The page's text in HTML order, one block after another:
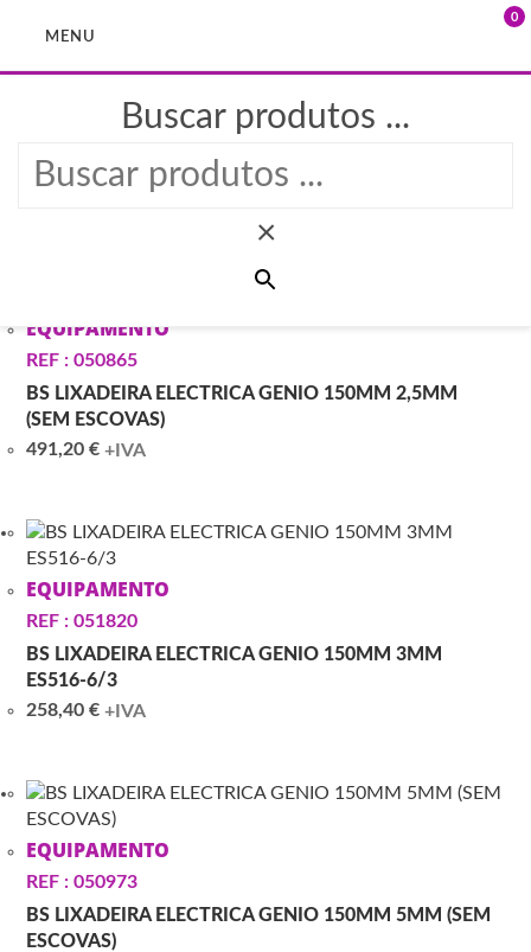
0
MENU
Buscar produtos ...
×
EQUIPAMENTO
REF : 050865
BS LIXADEIRA ELECTRICA GENIO 150MM 2,5MM
(SEM ESCOVAS)
491,20€ +IVA
EQUIPAMENTO
REF : 051820
BS LIXADEIRA ELECTRICA GENIO 150MM 3MM
ES516-6/3
258,40€ +IVA
EQUIPAMENTO
REF : 050973
BS LIXADEIRA ELECTRICA GENIO 150MM 5MM (SEM
ESCOVAS)